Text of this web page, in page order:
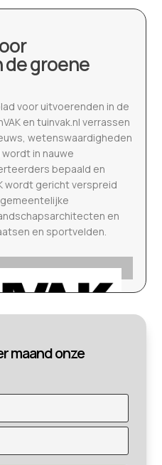
groene
voor uitvoerenden in de
en tuinvak.nl verrassen
wetenswaardigheden
in nauwe
bepaald en
wordt gericht verspreid
en
en sportvelden.
maand onze